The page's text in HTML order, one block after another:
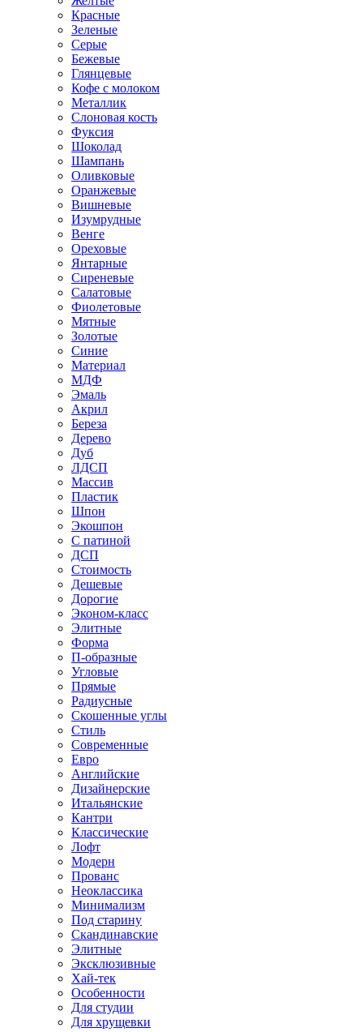
Красные
Зеленые
Серые
Бежевые
Глянцевые
Кофе с молоком
Металлик
Слоновая кость
Фуксия
Шоколад
Шампань
Оливковые
Оранжевые
Вишневые
Изумрудные
Венге
Ореховые
Янтарные
Сиреневые
Салатовые
Фиолетовые
Мятные
Золотые
Синие
Материал
МДФ
Эмаль
Акрил
Береза
Дерево
Дуб
ЛДСП
Массив
Пластик
Шпон
Экошпон
С патиной
ДСП
Стоимость
Дешевые
Дорогие
Эконом-класс
Элитные
Форма
П-образные
Угловые
Прямые
Радиусные
Скошенные углы
Стиль
Современные
Евро
Английские
Дизайнерские
Итальянские
Кантри
Классические
Лофт
Модерн
Прованс
Неоклассика
Минимализм
Под старину
Скандинавские
Элитные
Эксклюзивные
Хай-тек
Особенности
Для студии
Для хрущевки